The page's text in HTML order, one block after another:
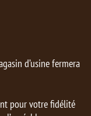
d’usine fermera
pour votre fidélité